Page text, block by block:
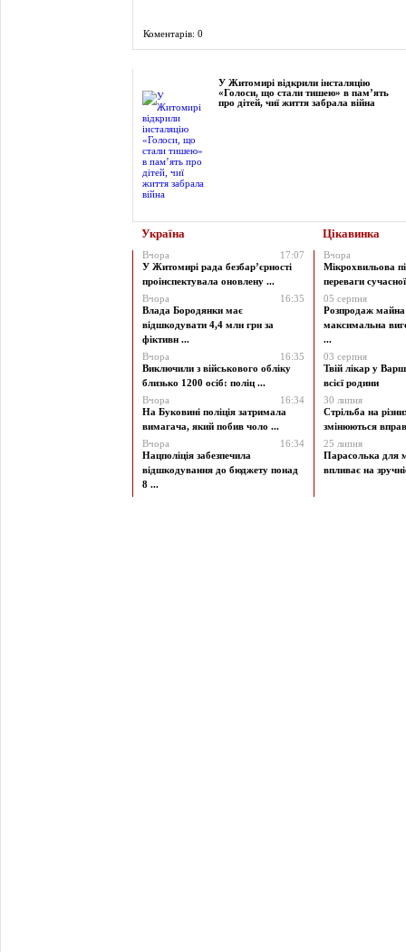
Коментарів: 0
У Житомирі відкрили інсталяцію
«Голоси, що стали тишею» в пам’ять
про дітей, чиї життя забрала війна
Україна Цікавинка
Вчора
17:07
У Житомирі рада безбар’єрності
проінспектувала оновлену ...
Вчора
16:35
Влада Бородянки має
відшкодувати 4,4 млн грн за
фіктивн ...
Вчора
16:35
Виключили з військового обліку
близько 1200 осіб: поліц ...
Вчора
16:34
На Буковині поліція затримала
вимагача, який побив чоло ...
Вчора
16:34
Нацполіція забезпечила
відшкодування до бюджету понад
8 ...
Вчора
Мікрохвильова
переваги
05 серпня
Розпродаж майна
максимальна
...
03 серпня
Твій лікар у
всієї родини
30 липня
Стрільба на
змінюються
25 липня
Парасолька для
впливає на